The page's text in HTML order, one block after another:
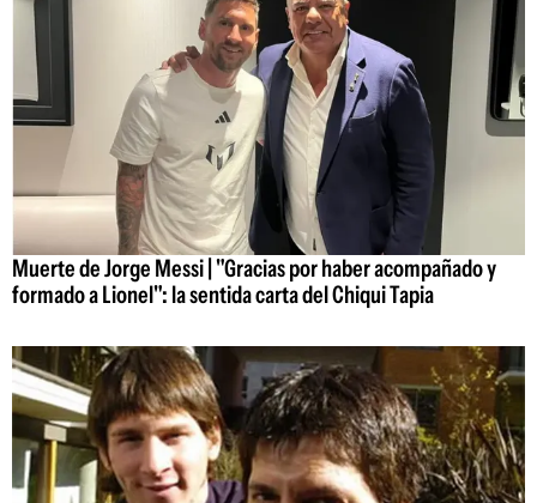
Muerte de Jorge Messi | "Gracias por haber acompañado y
formado a Lionel": la sentida carta del Chiqui Tapia